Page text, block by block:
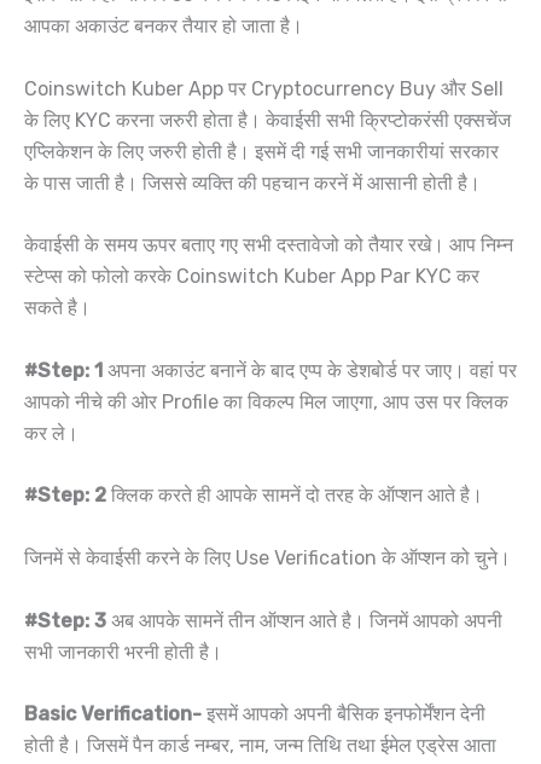
आपका अकाउंट बनकर तैयार हो जाता है।
Coinswitch Kuber App पर Cryptocurrency Buy और Sell
के लिए KYC करना जरुरी होता है। केवाईसी सभी क्रिप्टोकरंसी एक्सचेंज
एप्लिकेशन के लिए जरुरी होती है। इसमें दी गई सभी जानकारीयां सरकार
के पास जाती है। जिससे व्यक्ति की पहचान करनें में आसानी होती है।
केवाईसी के समय ऊपर बताए गए सभी दस्तावेजो को तैयार रखे। आप निम्न
स्टेप्स को फोलो करके Coinswitch Kuber App Par KYC कर
सकते है।
#Step: 1 अपना अकाउंट बनानें के बाद एप्प के डेशबोर्ड पर जाए। वहां पर
आपको नीचे की ओर Profile का विकल्प मिल जाएगा, आप उस पर क्लिक
कर ले।
#Step: 2 क्लिक करते ही आपके सामनें दो तरह के ऑप्शन आते है।
जिनमें से केवाईसी करने के लिए Use Verification के ऑप्शन को चुने।
#Step: 3 अब आपके सामनें तीन ऑप्शन आते है। जिनमें आपको अपनी
सभी जानकारी भरनी होती है।
Basic Verification- इसमें आपको अपनी बैसिक इनफोर्मेंशन देनी
होती है। जिसमें पैन कार्ड नम्बर, नाम, जन्म तिथि तथा ईमेल एड्रेस आता